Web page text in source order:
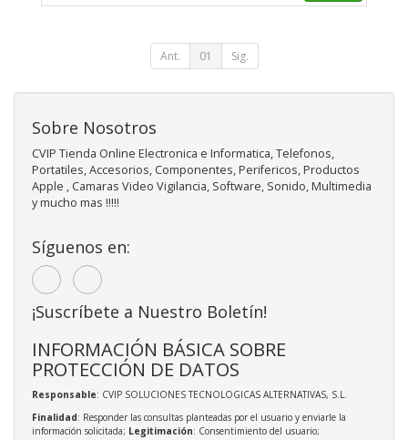
Ant. 01 Sig.
Sobre Nosotros
CVIP Tienda Online Electronica e Informatica, Telefonos,
Portatiles, Accesorios, Componentes, Perifericos, Productos
Apple , Camaras Video Vigilancia, Software, Sonido, Multimedia
y mucho mas !!!!!
Síguenos en:
¡Suscríbete a Nuestro Boletín!
INFORMACIÓN BÁSICA SOBRE
PROTECCIÓN DE DATOS
Responsable: CVIP SOLUCIONES TECNOLOGICAS ALTERNATIVAS, S.L.
Finalidad: Responder las consultas planteadas por el usuario y enviarle la
información solicitada; Legitimación: Consentimiento del usuario;